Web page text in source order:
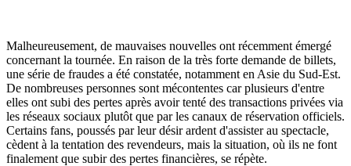
Malheureusement, de mauvaises nouvelles ont récemment émergé
concernant la tournée. En raison de la très forte demande de billets,
une série de fraudes a été constatée, notamment en Asie du Sud-Est.
De nombreuses personnes sont mécontentes car plusieurs d'entre
elles ont subi des pertes après avoir tenté des transactions privées via
les réseaux sociaux plutôt que par les canaux de réservation officiels.
Certains fans, poussés par leur désir ardent d'assister au spectacle,
cèdent à la tentation des revendeurs, mais la situation, où ils ne font
finalement que subir des pertes financières, se répète.